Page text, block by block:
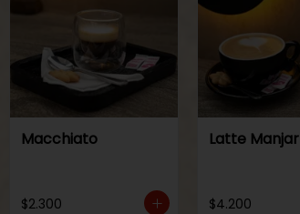
Macchiato
$2.300
Latte Manjar
$4.200